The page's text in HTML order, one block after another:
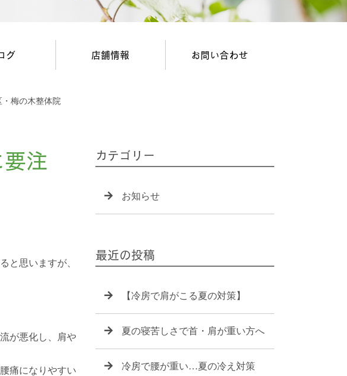
グ 店舗情報 お問い合わせ
梅の木整体院
注
と思いますが、
が悪化し、肩や
痛になりやすい
カテゴリー
お知らせ
最近の投稿
【冷房で肩がこる夏の対策】
夏の寝苦しさで首・肩が重い方へ
冷房で腰が重い…夏の冷え対策